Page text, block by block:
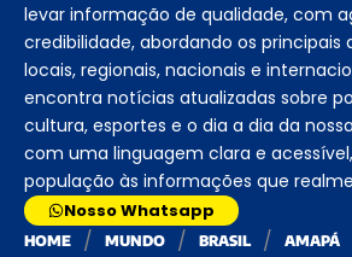
levar informação de qualidade, com
credibilidade, abordando os
locais, regionais, nacionais e
encontra notícias atualizadas sobre
cultura, esportes e o dia a dia da
com uma linguagem clara e
população às informações que
Nosso Whatsapp
HOME MUNDO BRASIL AMAPÁ